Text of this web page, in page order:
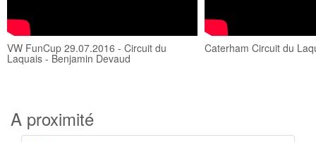
VW FunCup 29.07.2016 - Circuit du
Laquais - Benjamin Devaud
Caterham Circuit du
A proximité